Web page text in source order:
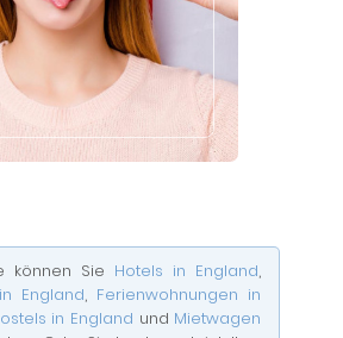
können Sie Hotels in England,
England, Ferienwohnungen in
in England und Mietwagen